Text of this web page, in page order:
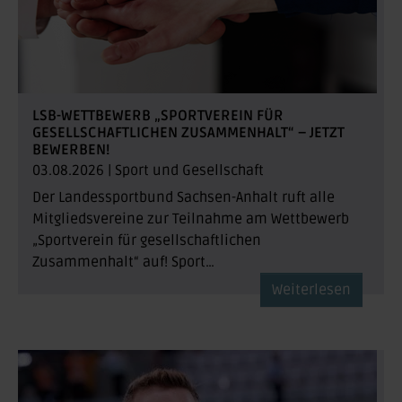
LSB-WETTBEWERB „SPORTVEREIN FÜR
GESELLSCHAFTLICHEN ZUSAMMENHALT“ – JETZT
BEWERBEN!
03.08.2026
Sport und Gesellschaft
Der Landessportbund Sachsen-Anhalt ruft alle
Mitgliedsvereine zur Teilnahme am Wettbewerb
„Sportverein für gesellschaftlichen
Zusammenhalt“ auf! Sport…
Weiterlesen